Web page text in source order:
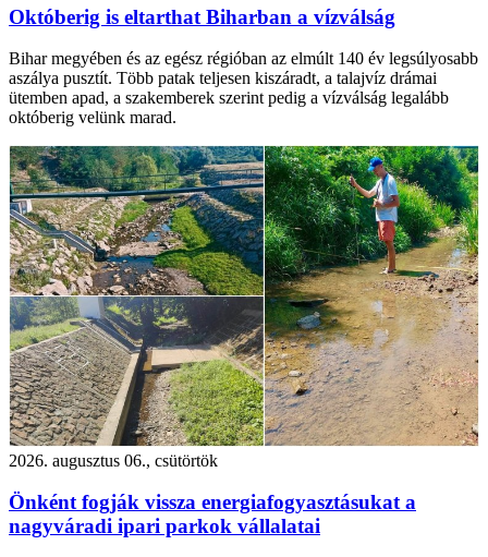
Októberig is eltarthat Biharban a vízválság
Bihar megyében és az egész régióban az elmúlt 140 év legsúlyosabb
aszálya pusztít. Több patak teljesen kiszáradt, a talajvíz drámai
ütemben apad, a szakemberek szerint pedig a vízválság legalább
októberig velünk marad.
2026. augusztus 06., csütörtök
Önként fogják vissza energiafogyasztásukat a
nagyváradi ipari parkok vállalatai